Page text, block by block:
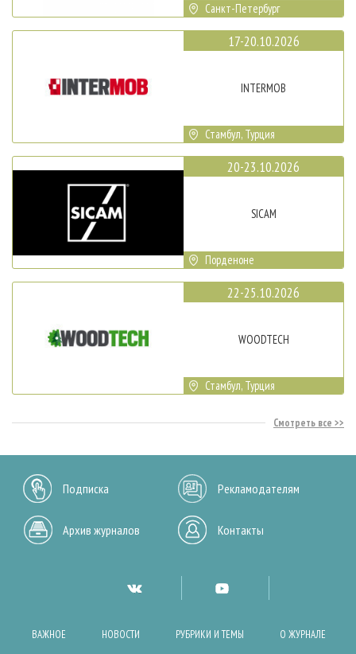
Санкт-Петербург
17-20.10.2026
INTERMOB
Стамбул, Турция
20-23.10.2026
SICAM
Порденоне
22-25.10.2026
WOODTECH
Стамбул, Турция
Смотреть все
Подписка Рекламодателям
Архив журналов Контакты
ВАЖНОЕ НОВОСТИ РУБРИКИ И ТЕМЫ О ЖУРНАЛЕ